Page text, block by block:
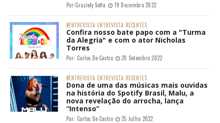
Por:Graziely Sofia 19 Dezembro 2022
#ENTREVISTA ENTREVISTA RECENTES
Confira nosso bate papo com a "Turma
da Alegria" e com o ator Nicholas
Torres
Por: Carlos De Castro 20 Setembro 2022
#ENTREVISTA ENTREVISTA RECENTES
Dona de uma das músicas mais ouvidas
na história do Spotify Brasil, Malu, a
nova revelação do arrocha, lança
“Intenso”
Por: Carlos De Castro 25 Julho 2022